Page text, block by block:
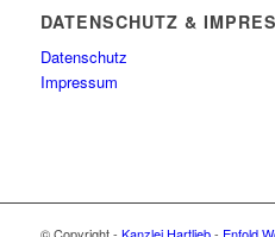
DATENSCHUTZ &
Datenschutz
Impressum